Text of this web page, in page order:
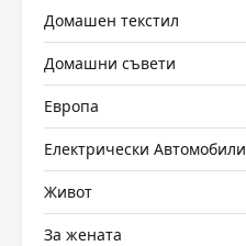
Домашен текстил
Домашни съвети
Европа
Електрически Автомобили
Живот
За жената